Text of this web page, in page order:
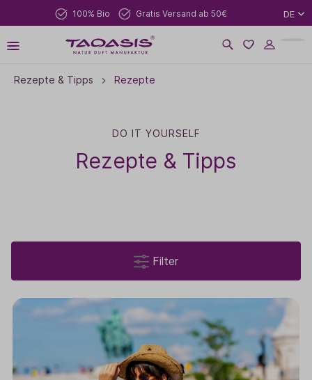
100% Bio Gratis Versand ab 50€ DE
Rezepte & Tipps Rezepte
DO IT YOURSELF
Rezepte & Tipps
Filter